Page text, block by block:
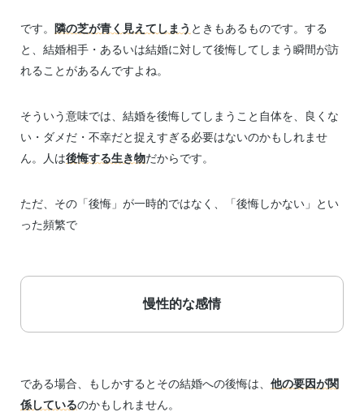
です。 隣の芝が青く見えてしまう ときもあるものです。する
と、結婚相手・あるいは結婚に対して後悔してしまう瞬間が訪
れることがあるんですよね。
そういう意味では、結婚を後悔してしまうこと自体を、良くな
い・ダメだ・不幸だと捉えすぎる必要はないのかもしれませ
ん。人は後悔する生き物だからです。
ただ、その「後悔」が一時的ではなく、「後悔しかない」とい
った頻繁で
慢性的な感情
である場合、もしかするとその結婚への後悔は、 他の要因が関
係しているのかもしれません。